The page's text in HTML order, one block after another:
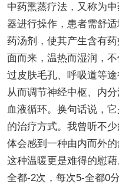
中药熏蒸疗法，又称为
器进行操作，患者需舒
药汤剂，使其产生含有
面而来，温热而湿润，
过皮肤毛孔、呼吸道等
从而调节神经中枢、内
血液循环。换句话说，
的治疗方式。我曾听不
体会感到一种由内而外
这种温暖更是难得的慰
全都-2次，每次5-全都0